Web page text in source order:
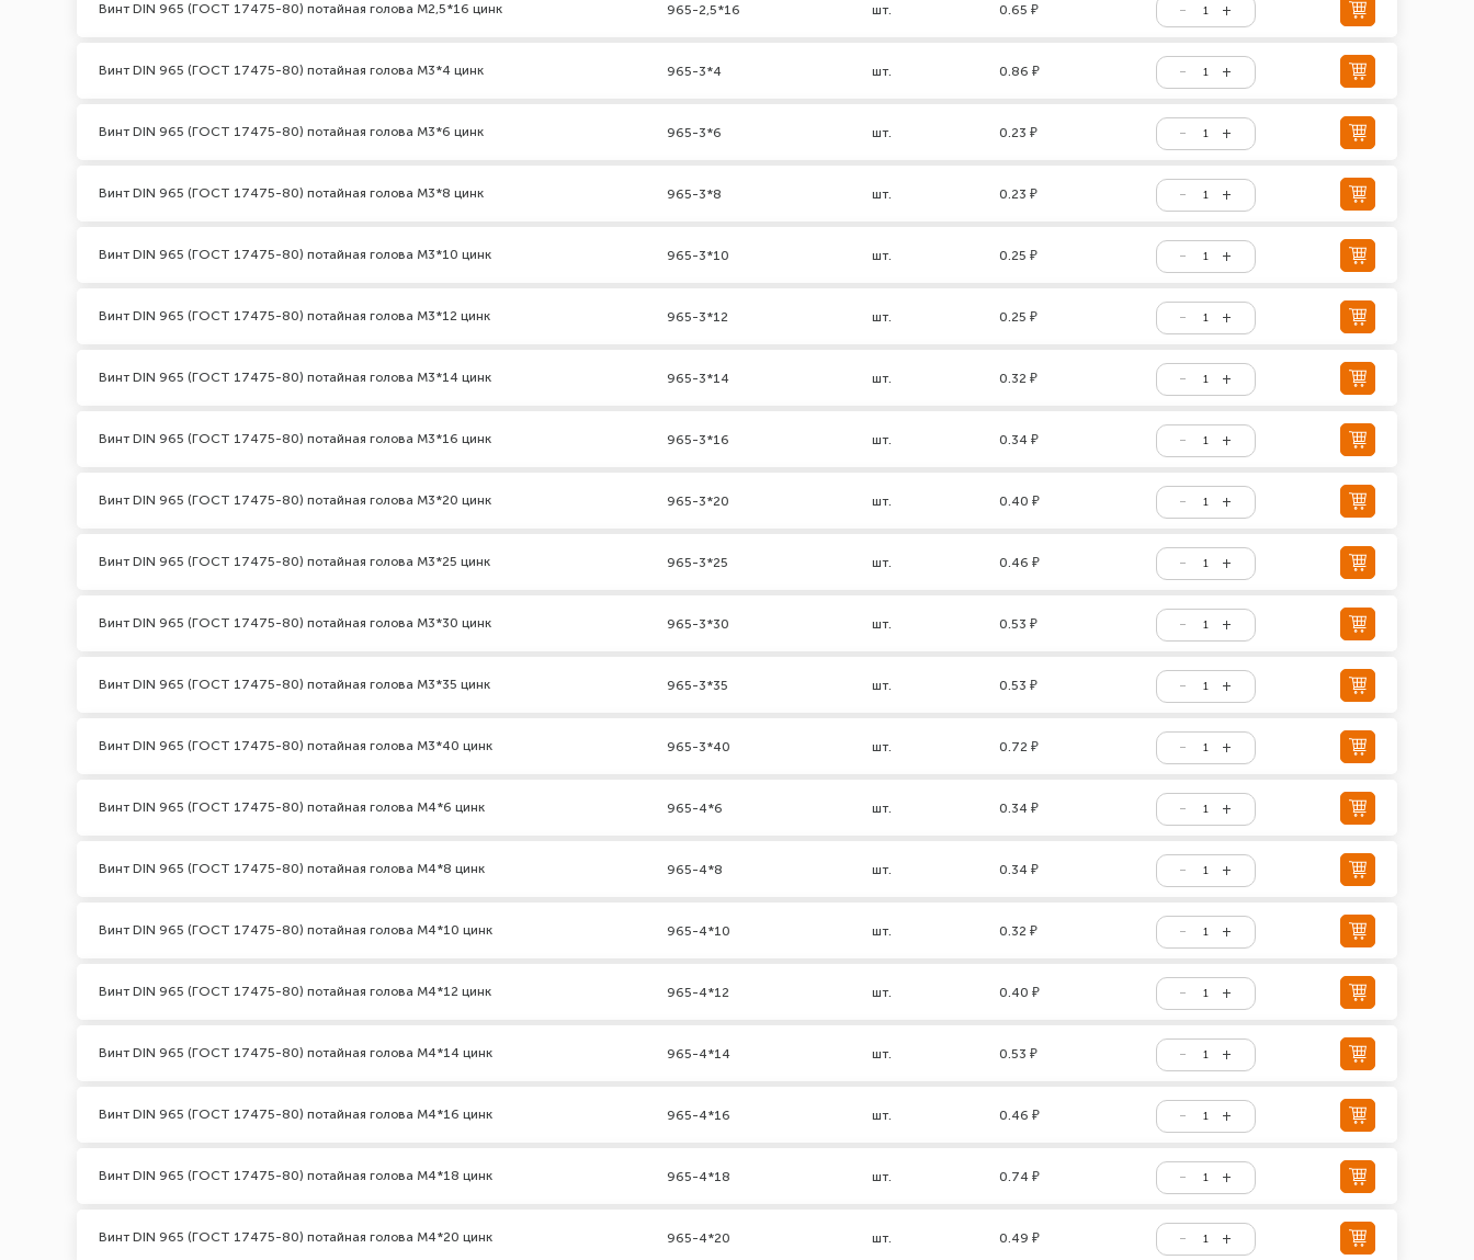
Винт DIN 965 (ГОСТ 17475-80) потайная голова М2,5*16 цинк 965-2,5*16 шт. 0.65 ₽
Винт DIN 965 (ГОСТ 17475-80) потайная голова М3*4 цинк 965-3*4 шт. 0.86 ₽
Винт DIN 965 (ГОСТ 17475-80) потайная голова М3*6 цинк 965-3*6 шт. 0.23 ₽
Винт DIN 965 (ГОСТ 17475-80) потайная голова М3*8 цинк 965-3*8 шт. 0.23 ₽
Винт DIN 965 (ГОСТ 17475-80) потайная голова М3*10 цинк 965-3*10 шт. 0.25 ₽
Винт DIN 965 (ГОСТ 17475-80) потайная голова М3*12 цинк 965-3*12 шт. 0.25 ₽
Винт DIN 965 (ГОСТ 17475-80) потайная голова М3*14 цинк 965-3*14 шт. 0.32 ₽
Винт DIN 965 (ГОСТ 17475-80) потайная голова М3*16 цинк 965-3*16 шт. 0.34 ₽
Винт DIN 965 (ГОСТ 17475-80) потайная голова М3*20 цинк 965-3*20 шт. 0.40 ₽
Винт DIN 965 (ГОСТ 17475-80) потайная голова М3*25 цинк 965-3*25 шт. 0.46 ₽
Винт DIN 965 (ГОСТ 17475-80) потайная голова М3*30 цинк 965-3*30 шт. 0.53 ₽
Винт DIN 965 (ГОСТ 17475-80) потайная голова М3*35 цинк 965-3*35 шт. 0.53 ₽
Винт DIN 965 (ГОСТ 17475-80) потайная голова М3*40 цинк 965-3*40 шт. 0.72 ₽
Винт DIN 965 (ГОСТ 17475-80) потайная голова М4*6 цинк 965-4*6 шт. 0.34 ₽
Винт DIN 965 (ГОСТ 17475-80) потайная голова М4*8 цинк 965-4*8 шт. 0.34 ₽
Винт DIN 965 (ГОСТ 17475-80) потайная голова М4*10 цинк 965-4*10 шт. 0.32 ₽
Винт DIN 965 (ГОСТ 17475-80) потайная голова М4*12 цинк 965-4*12 шт. 0.40 ₽
Винт DIN 965 (ГОСТ 17475-80) потайная голова М4*14 цинк 965-4*14 шт. 0.53 ₽
Винт DIN 965 (ГОСТ 17475-80) потайная голова М4*16 цинк 965-4*16 шт. 0.46 ₽
Винт DIN 965 (ГОСТ 17475-80) потайная голова М4*18 цинк 965-4*18 шт. 0.74 ₽
Винт DIN 965 (ГОСТ 17475-80) потайная голова М4*20 цинк 965-4*20 шт. 0.49 ₽